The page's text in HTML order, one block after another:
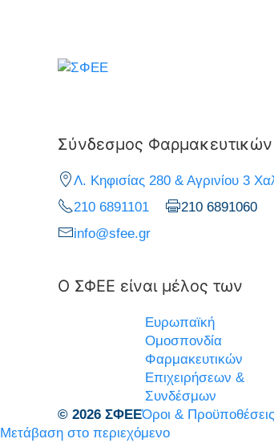
Σύνδεσμος
Λ. Κηφισίας 280 & Αγρινίου 3
210 6891101
210 6891060
info@sfee.gr
Ο ΣΦΕΕ είναι μέλος των
Ευρωπαϊκή
Ομοσπονδία
Φαρμακευτικών
Επιχειρήσεων &
Συνδέσμων
© 2026 ΣΦΕΕΌροι & Προϋποθέσεις
Μετάβαση στο περιεχόμενο